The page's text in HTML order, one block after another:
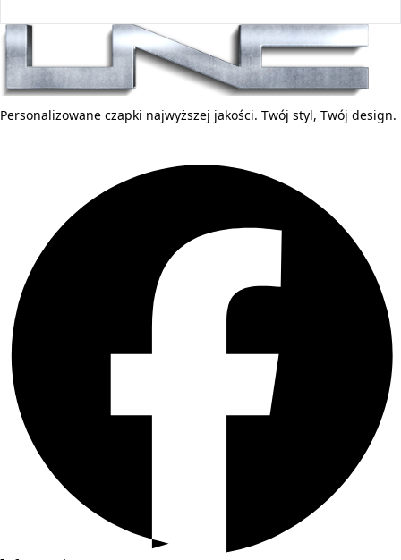
Personalizowane czapki najwyższej jakości. Twój styl, Twój design.